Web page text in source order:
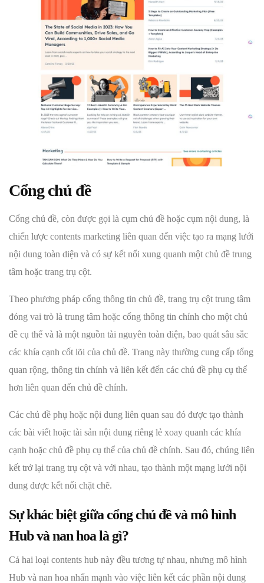
Cổng chủ đề
Cổng chủ đề, còn được gọi là cụm chủ đề hoặc cụm nội dung, là
chiến lược contents marketing liên quan đến việc tạo ra mạng lưới
nội dung toàn diện và có sự kết nối xung quanh một chủ đề trung
tâm hoặc trang trụ cột.
Theo phương pháp cổng thông tin chủ đề, trang trụ cột trung tâm
đóng vai trò là trung tâm hoặc cổng thông tin chính cho một chủ
đề cụ thể và là một nguồn tài nguyên toàn diện, bao quát sâu sắc
các khía cạnh cốt lõi của chủ đề. Trang này thường cung cấp tổng
quan rộng, thông tin chính và liên kết đến các chủ đề phụ cụ thể
hơn liên quan đến chủ đề chính.
Các chủ đề phụ hoặc nội dung liên quan sau đó được tạo thành
các bài viết hoặc tài sản nội dung riêng lẻ xoay quanh các khía
cạnh hoặc chủ đề phụ cụ thể của chủ đề chính. Sau đó, chúng liên
kết trở lại trang trụ cột và với nhau, tạo thành một mạng lưới nội
dung được kết nối chặt chẽ.
Sự khác biệt giữa cổng chủ đề và mô hình
Hub và nan hoa là gì?
Cả hai loại contents hub này đều tương tự nhau, nhưng mô hình
Hub và nan hoa nhấn mạnh vào việc liên kết các phần nội dung